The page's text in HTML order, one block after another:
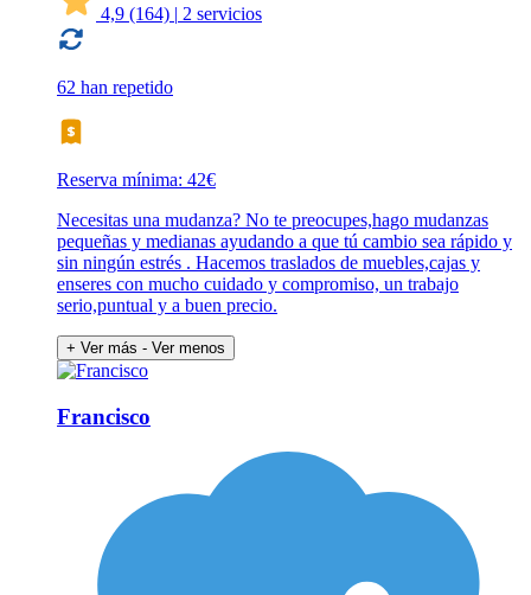
4,9 (164) | 2 servicios
62 han repetido
Reserva mínima: 42€
Necesitas una mudanza? No te preocupes,hago mudanzas
pequeñas y medianas ayudando a que tú cambio sea rápido y
sin ningún estrés . Hacemos traslados de muebles,cajas y
enseres con mucho cuidado y compromiso, un trabajo
serio,puntual y a buen precio.
+ Ver más - Ver menos
Francisco